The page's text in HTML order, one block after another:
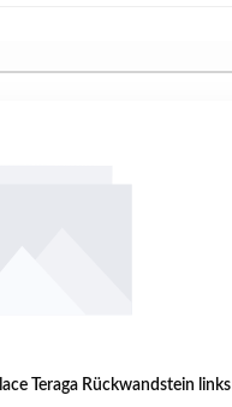
Teraga Rückwandstein links